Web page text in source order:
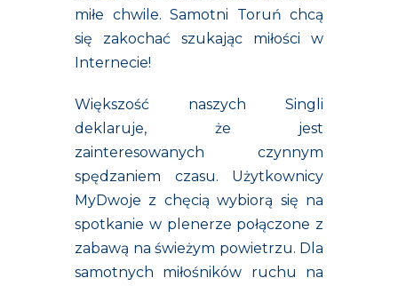
miłe chwile. Samotni Toruń chcą
się zakochać szukając miłości w
Internecie!
Większość naszych Singli
deklaruje, że jest
zainteresowanych czynnym
spędzaniem czasu. Użytkownicy
MyDwoje z chęcią wybiorą się na
spotkanie w plenerze połączone z
zabawą na świeżym powietrzu. Dla
samotnych miłośników ruchu na